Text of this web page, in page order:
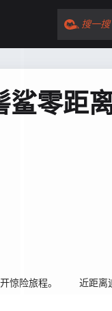
搜一搜
鲨零距
开惊险旅程。 近距离